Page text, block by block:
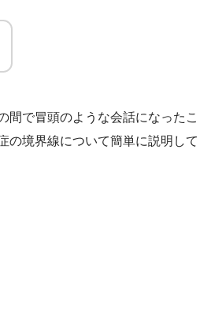
間で冒頭のような会話になったこ
の境界線について簡単に説明して